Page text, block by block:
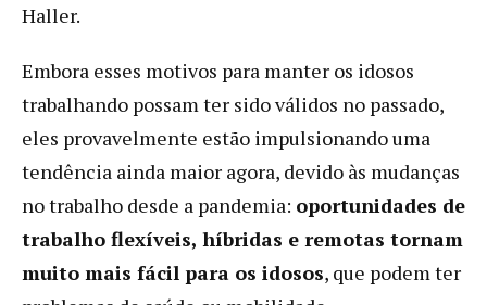
Haller.
Embora esses motivos para manter os idosos
trabalhando possam ter sido válidos no passado,
eles provavelmente estão impulsionando uma
tendência ainda maior agora, devido às mudanças
no trabalho desde a pandemia: oportunidades de
trabalho flexíveis, híbridas e remotas tornam
muito mais fácil para os idosos, que podem ter